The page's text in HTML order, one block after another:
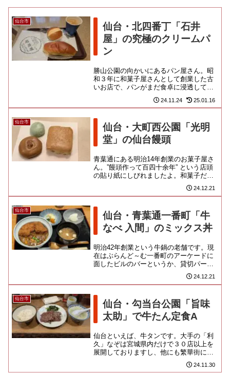
仙台市
仙台・北四番丁「石井
屋」の究極のクリームパ
ン
勝山公園の向かいにあるパン屋さん。昭
和３年に和菓子屋さんとして創業した古
いお店で、パンがまだ食卓に浸透してな
があるようです。繁華街からは...
24.11.24 25.01.16
仙台市
仙台・大町西公園「光明
堂」の仙台饅頭
青葉通にある明治14年創業のお菓子屋さ
ん。”饅頭作って百四十余年” という店頭
の貼り紙にしびれましたよ。和菓子だけ
でなく、カステラやロシアケーキも作っ
24.12.21
仙台市
仙台・青葉通一番町「牛
なべ 入間」のミックス丼
明治42年創業という牛鍋の老舗です。現
在はぶらんど～む一番町のアーケードに
面したビルのバーというか、貸切パーテ
ィスペースにて、間借り営業をしている
ようなのです。いったい、な...
24.12.21
仙台市
仙台・勾当台公園「旨味
太助」で牛たん定食A
仙台といえば、牛タンです。大手の「利
久」なぞは宮城県内だけで３０店以上を
展開しておりますし、他にも繁華街に複
数店舗を構える専門店が幾つもあります
から、仙台の街はまさに牛タン... 24.11.30